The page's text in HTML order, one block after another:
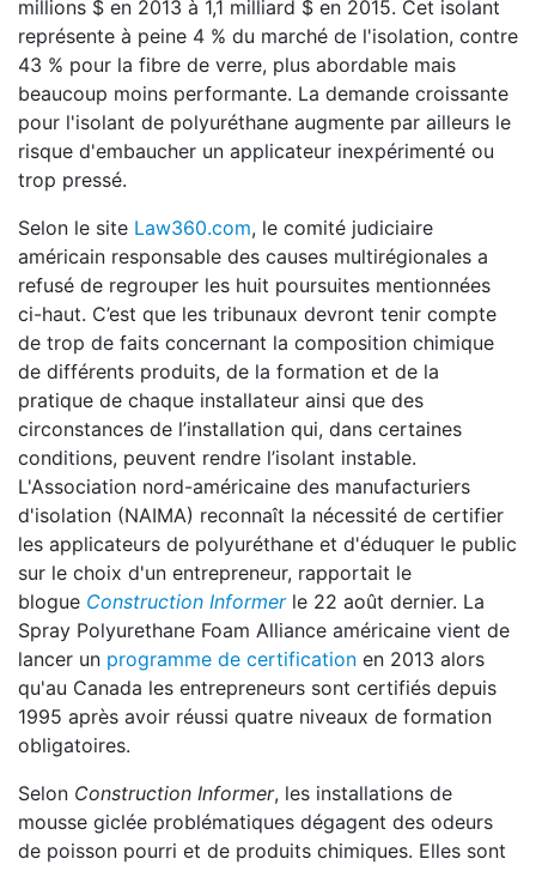
millions $ en 2013 à 1,1 milliard $ en 2015. Cet isolant
représente à peine 4 % du marché de l'isolation, contre
43 % pour la fibre de verre, plus abordable mais
beaucoup moins performante. La demande croissante
pour l'isolant de polyuréthane augmente par ailleurs le
risque d'embaucher un applicateur inexpérimenté ou
trop pressé.
Selon le site Law360.com, le comité judiciaire
américain responsable des causes multirégionales a
refusé de regrouper les huit poursuites mentionnées
ci-haut. C’est que les tribunaux devront tenir compte
de trop de faits concernant la composition chimique
de différents produits, de la formation et de la
pratique de chaque installateur ainsi que des
circonstances de l’installation qui, dans certaines
conditions, peuvent rendre l’isolant instable.
L'Association nord-américaine des manufacturiers
d'isolation (NAIMA) reconnaît la nécessité de certifier
les applicateurs de polyuréthane et d'éduquer le public
sur le choix d'un entrepreneur, rapportait le
blogue Construction Informer le 22 août dernier. La
Spray Polyurethane Foam Alliance américaine vient de
lancer un programme de certification en 2013 alors
qu'au Canada les entrepreneurs sont certifiés depuis
1995 après avoir réussi quatre niveaux de formation
obligatoires.
Selon Construction Informer, les installations de
mousse giclée problématiques dégagent des odeurs
de poisson pourri et de produits chimiques. Elles sont